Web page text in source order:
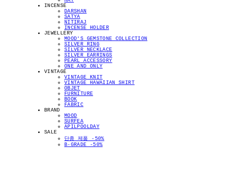
INCENSE
DARSHAN
SATYA
NITIRAJ
INCENSE HOLDER
JEWELLERY
MOOD'S GEMSTONE COLLECTION
SILVER RING
SILVER NECKLACE
SILVER EARRINGS
PEARL ACCESSORY
ONE AND ONLY
VINTAGE
VINTAGE KNIT
VINTAGE HAWAIIAN SHIRT
OBJET
FURNITURE
BOOK
FABRIC
BRAND
MOOD
SURFEA
APILPOOLDAY
SALE
단종 제품 -50%
B-GRADE -50%